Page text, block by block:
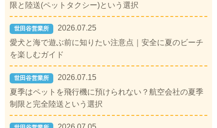
限と陸送(ペットタクシー)という選択
世田谷営業所
2026.07.25
愛犬と海で遊ぶ前に知りたい注意点｜安全に夏のビーチ
を楽しむガイド
世田谷営業所
2026.07.15
夏季はペットを飛行機に預けられない？航空会社の夏季
制限と完全陸送という選択